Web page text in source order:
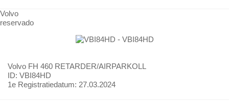
Volvo
reservado
Volvo FH 460 RETARDER/AIRPARKOLL
ID: VBI84HD
1e Registratiedatum: 27.03.2024